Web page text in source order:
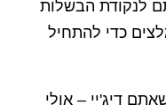
לנקודת הבשלות
כדי להתחיל
דיג'יי – אולי